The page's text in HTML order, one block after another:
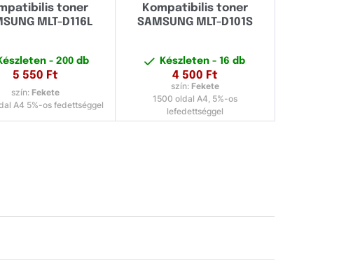
toner
MLT-D116L
- 200 db
5 550 Ft
szín: Fekete
A4 5%-os fedettséggel
Kompatibilis toner
SAMSUNG MLT-D101S
Készleten- 16 db
4 500 Ft
szín: Fekete
1500 oldal A4, 5%-os
lefedettséggel